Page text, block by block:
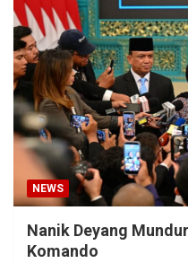
NEWS
Nanik Deyang
Komando